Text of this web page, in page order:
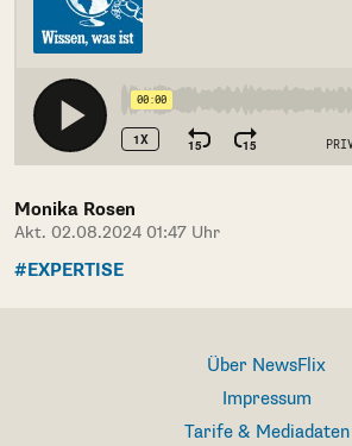
Monika Rosen
Akt. 02.08.2024 01:47 Uhr
#EXPERTISE
Über NewsFlix
Impressum
Tarife & Mediadaten